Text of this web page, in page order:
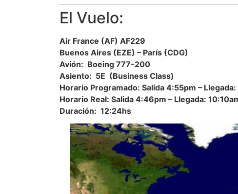
El Vuelo:
Air France (AF) AF229
Buenos Aires (EZE) – París (CDG)
Avión: Boeing 777-200
Asiento: 5E (Business Class)
Horario Programado: Salida 4:55pm – Llegada:
Horario Real: Salida 4:46pm – Llegada:
Duración: 12:24hs